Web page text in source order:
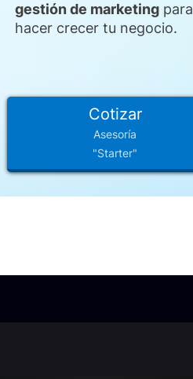
gestión de marketingpara
hacer crecer tu negocio.
Cotizar
Asesoría
"Starter"